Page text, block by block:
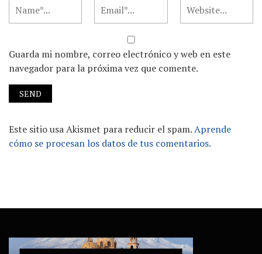
Guarda mi nombre, correo electrónico y web en este
navegador para la próxima vez que comente.
Este sitio usa Akismet para reducir el spam.Aprende
cómo se procesan los datos de tus comentarios.